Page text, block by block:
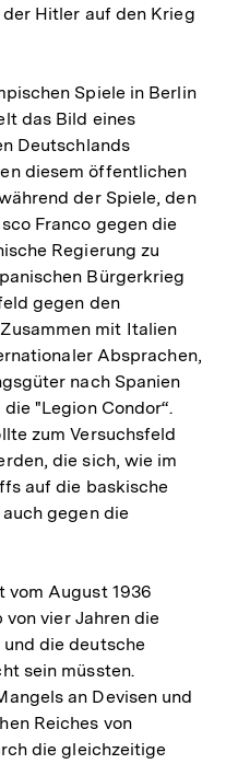
Hitler auf den Krieg
Spiele in Berlin
das Bild eines
Deutschlands
diesem öffentlichen
der Spiele, den
Franco gegen die
Regierung zu
Bürgerkrieg
gegen den
mit Italien
Absprachen,
nach Spanien
"Legion Condor“.
zum Versuchsfeld
die sich, wie im
auf die baskische
gegen die
vom August 1936
vier Jahren die
die deutsche
sein müssten.
an Devisen und
Reiches von
die gleichzeitige